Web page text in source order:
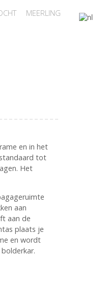
MEERLING
en in het
tot
Het
aan
aan de
plaats je
en wordt